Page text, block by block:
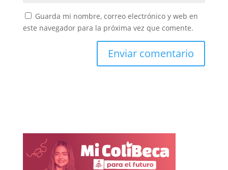
Guarda mi nombre, correo electrónico y web en
este navegador para la próxima vez que comente.